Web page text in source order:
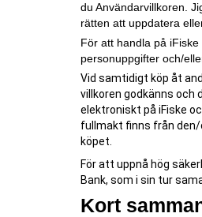
du Användarvillkoren.
rätten att uppdatera
För att handla på
personuppgifter och/
Vid samtidigt köp åt
villkoren godkänns
elektroniskt på iFiske
fullmakt finns från den/
köpet.
För att uppnå hög
Bank, som i sin tur
Kort